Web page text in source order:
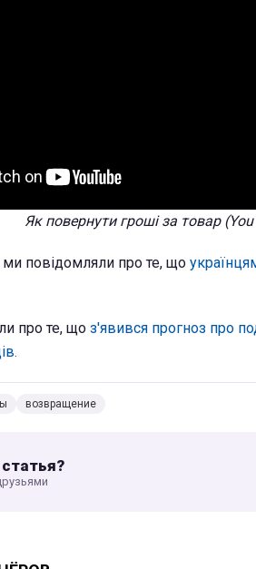
Як повернути гроші за товар
повідомляли про те, що
про те, що з'явився прогноз про
возвращение